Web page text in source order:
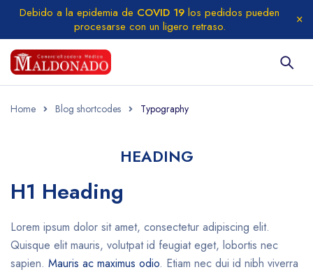
Debido a la epidemia de COVID 19 los pedidos pueden
procesarse con un ligero retraso.
Home Blog shortcodes Typography
HEADING
H1 Heading
Lorem ipsum dolor sit amet, consectetur adipiscing elit.
Quisque elit mauris, volutpat id feugiat eget, lobortis nec
sapien. Mauris ac maximus odio. Etiam nec dui id nibh viverra